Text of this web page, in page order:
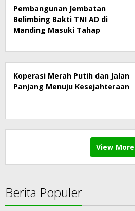
Pembangunan Jembatan
Belimbing Bakti TNI AD di
Manding Masuki Tahap
Koperasi Merah Putih dan Jalan
Panjang Menuju Kesejahteraan
View More
Berita Populer